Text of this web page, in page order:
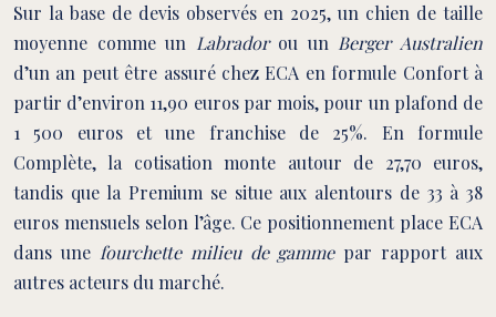
Sur la base de devis observés en 2025, un chien de taille
moyenne comme un Labradorou un Berger Australien
d’un an peut être assuré chez ECA en formule Confort à
partir d’environ 11,90 euros par mois, pour un plafond de
1 500 euros et une franchise de 25%. En formule
Complète, la cotisation monte autour de 27,70 euros,
tandis que la Premium se situe aux alentours de 33 à 38
euros mensuels selon l’âge. Ce positionnement place ECA
dans une fourchette milieu de gammepar rapport aux
autres acteurs du marché.